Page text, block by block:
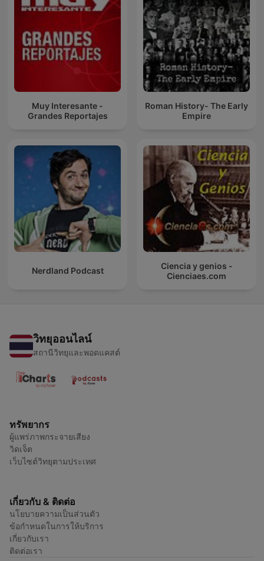
Muy Interesante -
Grandes Reportajes
Roman History- The Early
Empire
Nerdland Podcast
Ciencia y genios -
Cienciaes.com
วิทยุออนไลน์
สถานีวิทยุและพอดแคสต์
ทรัพยากร
ผู้แพร่ภาพกระจายเสียง
วิดเจ็ต
เว็บไซต์วิทยุตามประเทศ
เกี่ยวกับ & ติดต่อ
นโยบายความเป็นส่วนตัว
ข้อกำหนดในการให้บริการ
เกี่ยวกับเรา
ติดต่อเรา